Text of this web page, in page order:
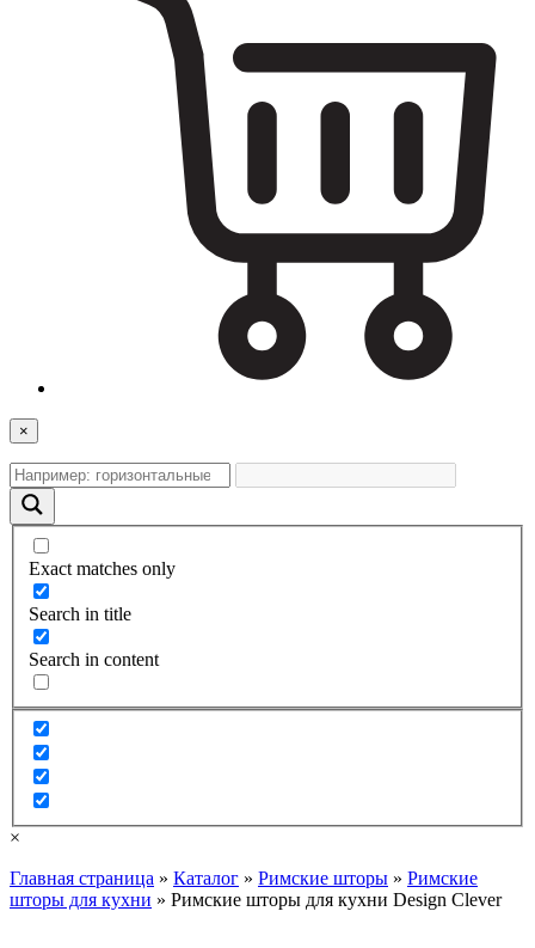
×
Exact matches only
Search in title
Search in content
×
Главная страница » Каталог » Римские шторы » Римские
шторы для кухни » Римские шторы для кухни Design Clever